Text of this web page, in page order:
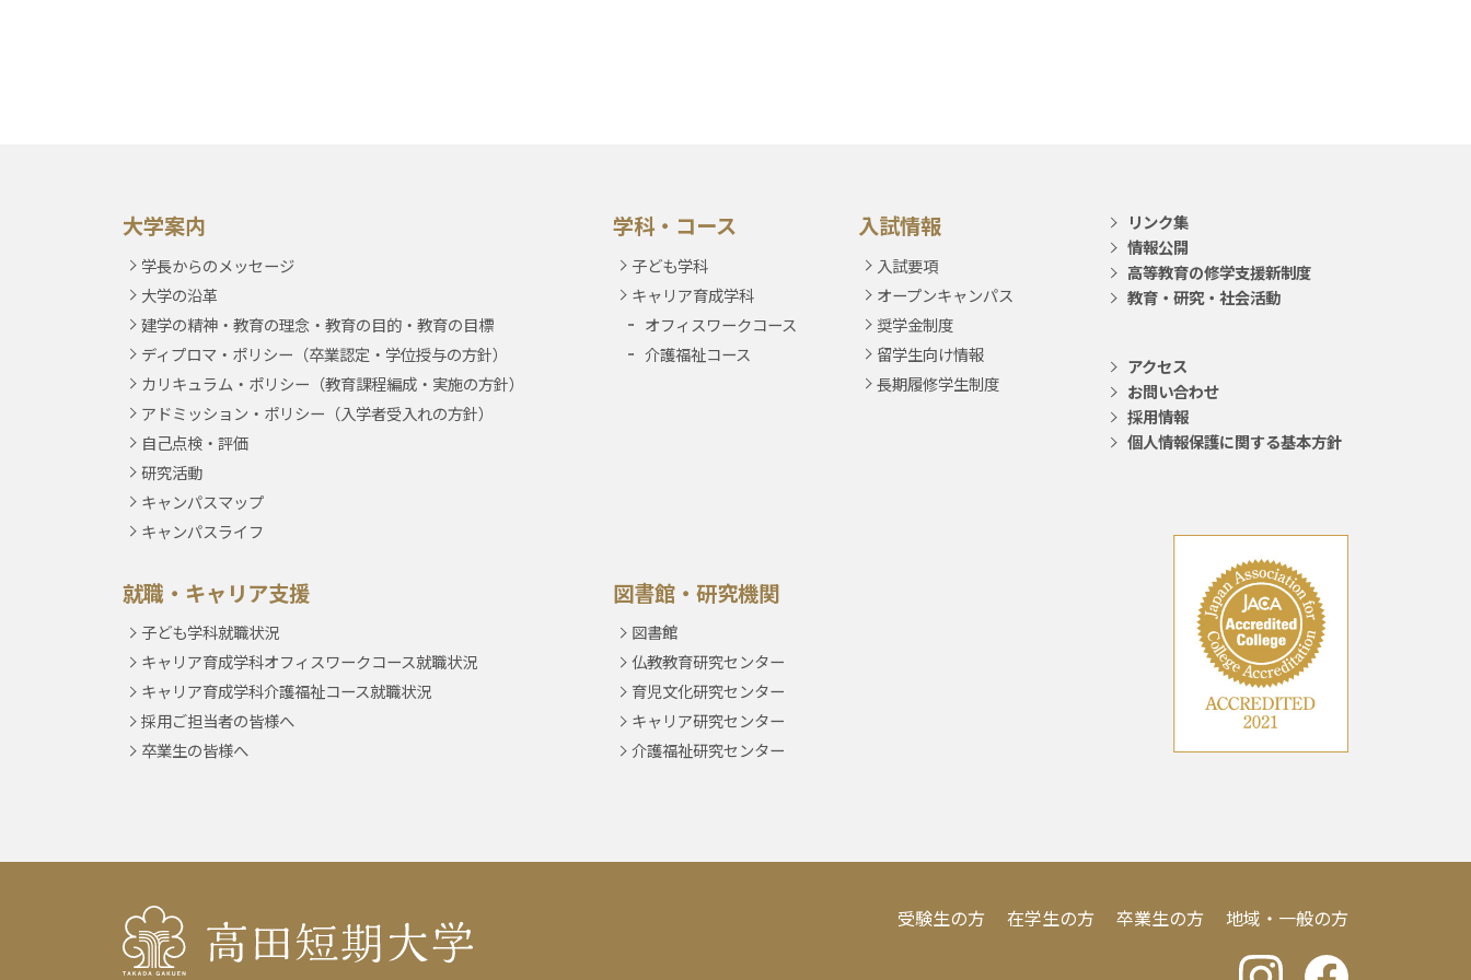
大学案内
学長からのメッセージ
大学の沿革
建学の精神・教育の理念・教育の目的・教育の目標
ディプロマ・ポリシー（卒業認定・学位授与の方針）
カリキュラム・ポリシー（教育課程編成・実施の方針）
アドミッション・ポリシー（入学者受入れの方針）
自己点検・評価
研究活動
キャンパスマップ
キャンパスライフ
学科・コース
子ども学科
キャリア育成学科
オフィスワークコース
介護福祉コース
入試情報
入試要項
オープンキャンパス
奨学金制度
留学生向け情報
長期履修学生制度
就職・キャリア支援
子ども学科就職状況
キャリア育成学科オフィスワークコース就職状況
キャリア育成学科介護福祉コース就職状況
採用ご担当者の皆様へ
卒業生の皆様へ
図書館・研究機関
図書館
仏教教育研究センター
育児文化研究センター
キャリア研究センター
介護福祉研究センター
リンク集
情報公開
高等教育の修学支援新制度
教育・研究・社会活動
アクセス
お問い合わせ
採用情報
個人情報保護に関する基本方針
受験生の方 在学生の方 卒業生の方 地域・一般の方